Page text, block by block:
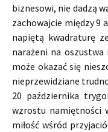
biznesowi, nie dadzą
zachowajcie między 9
napiętą kwadraturę
narażeni na
może okazać się
nieprzewidziane
20 października
wzrostu namiętności
miłość wśród